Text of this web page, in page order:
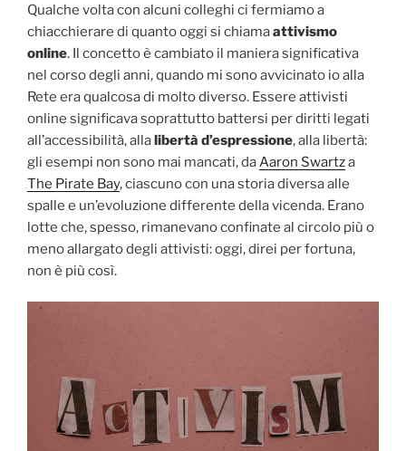
Qualche volta con alcuni colleghi ci fermiamo a
chiacchierare di quanto oggi si chiamaattivismo
online. Il concetto è cambiato il maniera significativa
nel corso degli anni, quando mi sono avvicinato io alla
Rete era qualcosa di molto diverso. Essere attivisti
online significava soprattutto battersi per diritti legati
all’accessibilità, allalibertà d’espressione, alla libertà:
gli esempi non sono mai mancati, daAaron Swartza
The Pirate Bay, ciascuno con una storia diversa alle
spalle e un’evoluzione differente della vicenda. Erano
lotte che, spesso, rimanevano confinate al circolo più o
meno allargato degli attivisti: oggi, direi per fortuna,
non è più così.